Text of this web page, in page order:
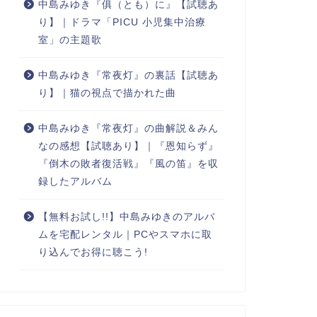
中島みゆき『俱（とも）に』【試聴あ
り】｜ドラマ「PICU 小児集中治療
室」の主題歌
中島みゆき『常夜灯』の裏話【試聴あ
り】｜猫の視点で描かれた曲
中島みゆき『常夜灯』の曲解説＆みん
なの感想【試聴あり】｜『恩知らず』
『倒木の敗者復活戦』『風の笛』を収
録したアルバム
【無料お試し!!】中島みゆきのアルバ
ムを宅配レンタル｜PCやスマホに取
り込んでお得に聴こう!